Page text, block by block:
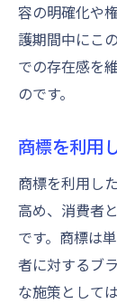
容の明確化や
護期間中にこ
での存在感を
のです。
商標を利用
商標を利用し
高め、消費者
です。商標は
者に対するブ
な施策として